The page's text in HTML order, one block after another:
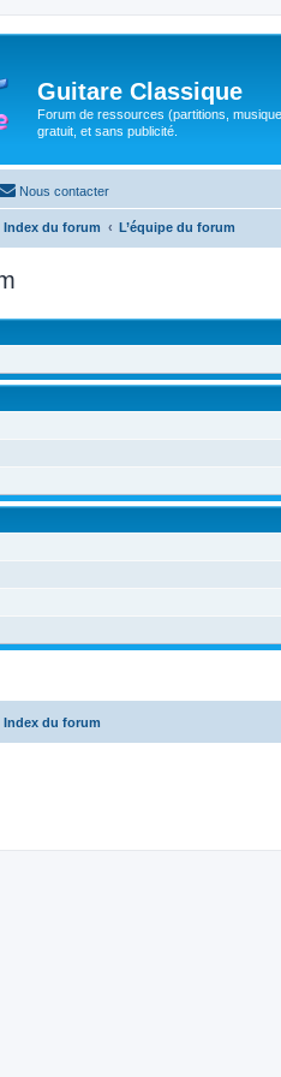
Guitare Classique
Forum de ressources (partitions,
gratuit, et sans publicité.
Nous contacter
Index du forum L’équipe du forum
Index du forum